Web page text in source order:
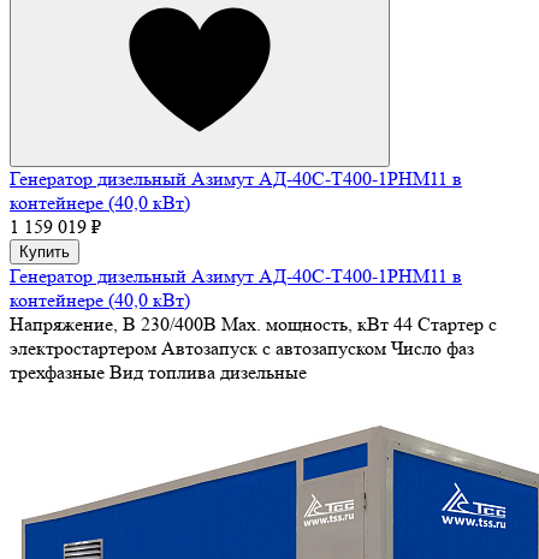
Генератор дизельный Азимут АД-40С-Т400-1РHМ11 в
контейнере (40,0 кВт)
1 159 019 ₽
Купить
Генератор дизельный Азимут АД-40С-Т400-1РHМ11 в
контейнере (40,0 кВт)
Напряжение, В 230/400В Max. мощность, кВт 44 Стартер с
электростартером Автозапуск с автозапуском Число фаз
трехфазные Вид топлива дизельные